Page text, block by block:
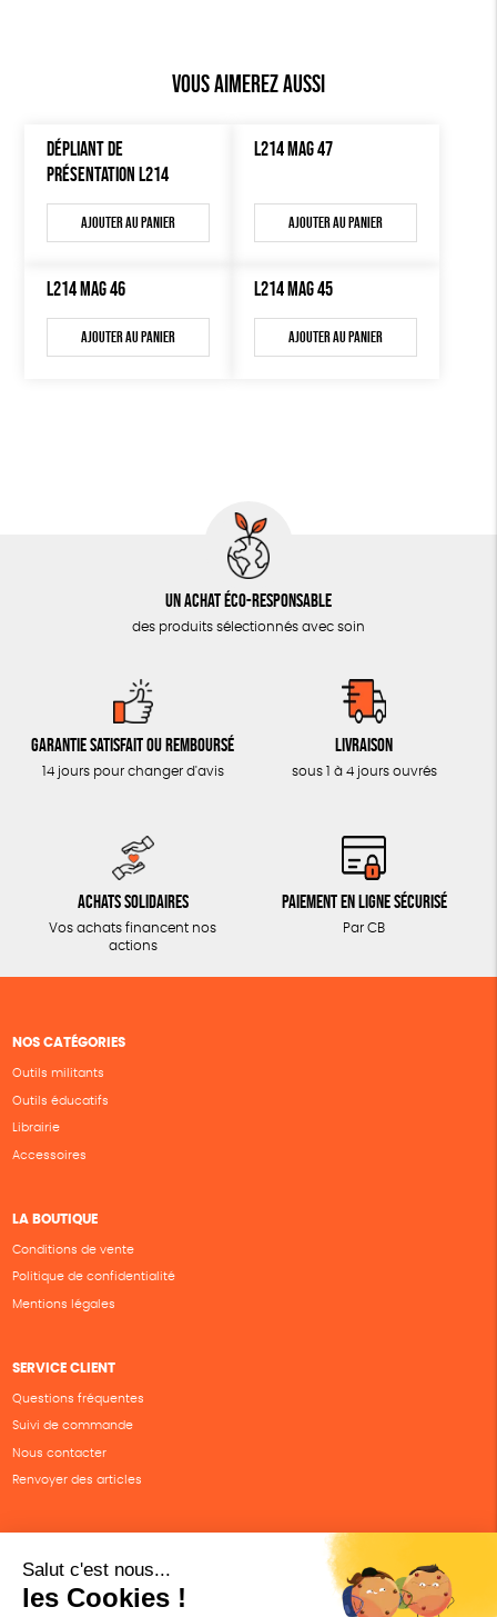
Vous aimerez aussi
DÉPLIANT DE
PRÉSENTATION L214
Ajouter au panier
L214 MAG 47
Ajouter au panier
L214 MAG 46
Ajouter au panier
L214 MAG 45
Ajouter au panier
Un achat éco-responsable
des produits sélectionnés avec soin
Garantie satisfait ou remboursé
14 jours pour changer d'avis
Livraison
sous 1 à 4 jours ouvrés
Achats solidaires
Vos achats financent nos
actions
Paiement en ligne sécurisé
Par CB
NOS CATÉGORIES
Outils militants
Outils éducatifs
Librairie
Accessoires
LA BOUTIQUE
Conditions de vente
Politique de confidentialité
Mentions légales
SERVICE CLIENT
Questions fréquentes
Suivi de commande
Nous contacter
Renvoyer des articles